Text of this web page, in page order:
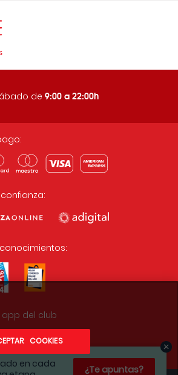
en cada
¿Te apuntas?
de 9:00 a 22:00h
del club
COOKIES